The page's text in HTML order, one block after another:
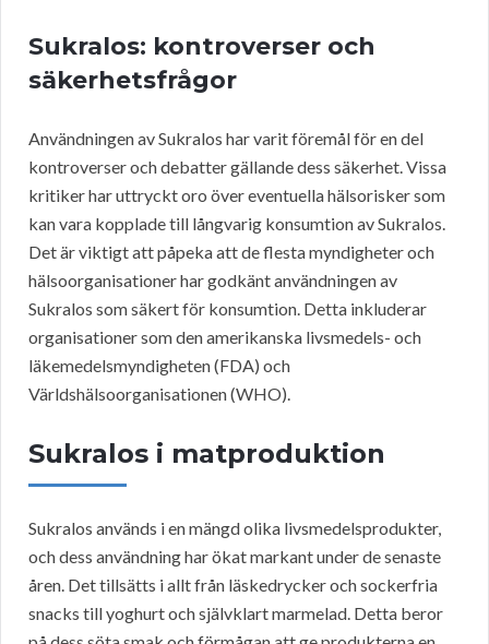
Sukralos: kontroverser och
säkerhetsfrågor
Användningen av Sukralos har varit föremål för en del
kontroverser och debatter gällande dess säkerhet. Vissa
kritiker har uttryckt oro över eventuella hälsorisker som
kan vara kopplade till långvarig konsumtion av Sukralos.
Det är viktigt att påpeka att de flesta myndigheter och
hälsoorganisationer har godkänt användningen av
Sukralos som säkert för konsumtion. Detta inkluderar
organisationer som den amerikanska livsmedels- och
läkemedelsmyndigheten (FDA) och
Världshälsoorganisationen (WHO).
Sukralos i matproduktion
Sukralos används i en mängd olika livsmedelsprodukter,
och dess användning har ökat markant under de senaste
åren. Det tillsätts i allt från läskedrycker och sockerfria
snacks till yoghurt och självklart marmelad. Detta beror